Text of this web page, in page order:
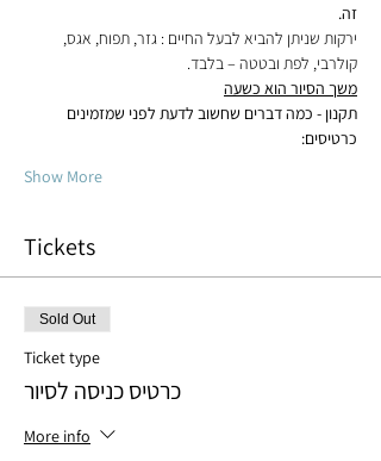
זה.
ירקות שניתן להביא לבעל החיים : גזר, תפוח, אגס,
קולרבי, לפת ובטטה – בלבד.
משך הסיור הוא כשעה
תקנון - כמה דברים שחשוב לדעת לפני שמזמינים
כרטיסים:
Show More
Tickets
Sold Out
Ticket type
כרטיס כניסה לסיור
More info